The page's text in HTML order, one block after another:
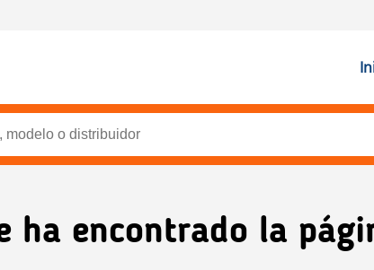
ha encontrado la